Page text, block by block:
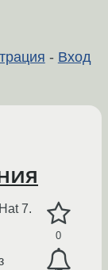
- Вход
0
7.